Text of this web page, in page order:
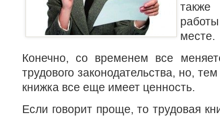
месте.
Конечно, со временем все
трудового законодательства, но,
книжка все еще имеет ценность.
Если говорит проще, то трудовая